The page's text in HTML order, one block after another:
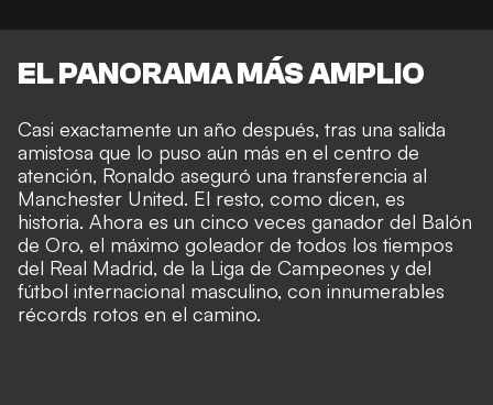
EL PANORAMA MÁS AMPLIO
Casi exactamente un año después, tras una salida
amistosa que lo puso aún más en el centro de
atención, Ronaldo aseguró una transferencia al
Manchester United. El resto, como dicen, es
historia. Ahora es un cinco veces ganador del Balón
de Oro, el máximo goleador de todos los tiempos
del Real Madrid, de la Liga de Campeones y del
fútbol internacional masculino, con innumerables
récords rotos en el camino.